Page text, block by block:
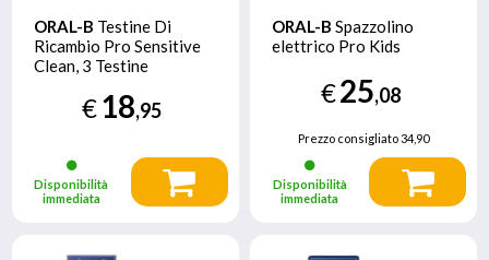
ORAL-B Testine Di
Ricambio Pro Sensitive
Clean, 3 Testine
€18,95
Disponibilità
immediata
ORAL-B Spazzolino
elettrico Pro Kids
€25,08
Prezzo consigliato34,90
Disponibilità
immediata